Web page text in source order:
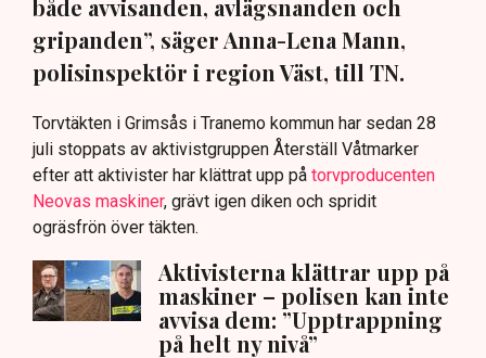
både avvisanden, avlägsnanden och
gripanden”, säger Anna-Lena Mann,
polisinspektör i region Väst, till TN.
Torvtäkten i Grimsås i Tranemo kommun har sedan 28
juli stoppats av aktivistgruppen Återställ Våtmarker
efter att aktivister har klättrat upp på torvproducenten
Neovas maskiner, grävt igen diken och spridit
ogräsfrön över täkten.
Aktivisterna klättrar upp på
maskiner – polisen kan inte
avvisa dem: ”Upptrappning
på helt ny nivå”